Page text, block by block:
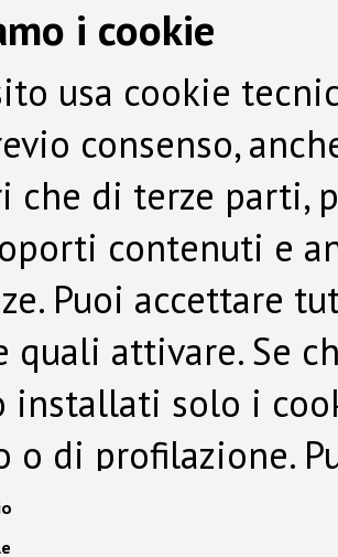
i cookie
usa cookie
consenso,
che di terze parti,
contenuti e
Puoi accettare
quali attivare. Se
installati solo i
o di profilazione.
Policy.